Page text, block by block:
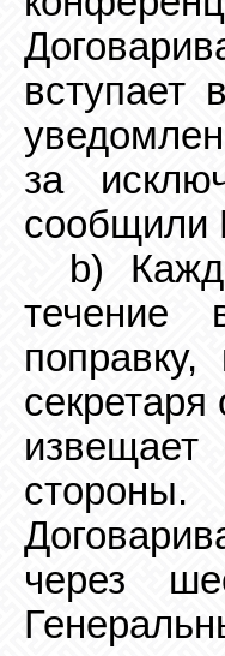
вступает
за
сообщили
b)
течение
через